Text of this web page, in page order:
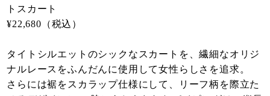
トスカート
¥22,680（税込）
タイトシルエットのシックなスカートを、繊細なオリジ
ナルレースをふんだんに使用して女性らしさを追求。
さらには裾をスカラップ仕様にして、リーフ柄を際立た